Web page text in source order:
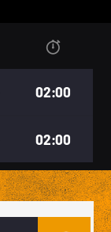
02:00
02:00